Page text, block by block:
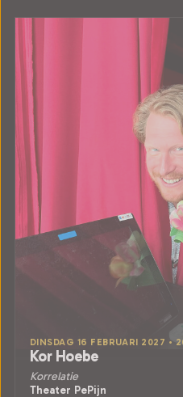
DINSDAG 16 FEBRUARI 2027 •
Kor Hoebe
Korrelatie
Theater PePijn